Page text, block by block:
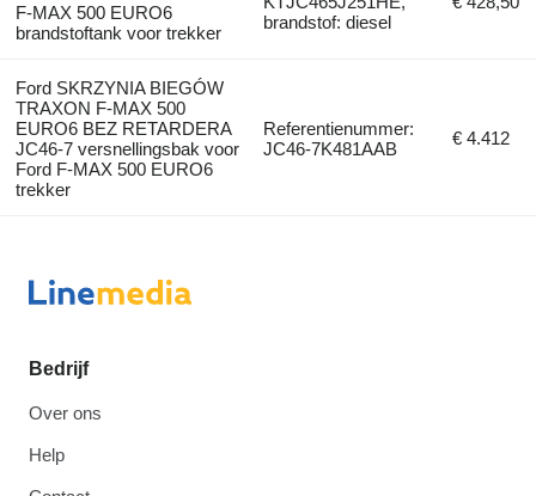
F-MAX 500 EURO6
brandstoftank voor trekker
brandstof: diesel
Ford SKRZYNIA BIEGÓW
TRAXON F-MAX 500
EURO6 BEZ RETARDERA
JC46-7 versnellingsbak voor
Ford F-MAX 500 EURO6
trekker
Referentienummer:
JC46-7K481AAB
€ 4.412
Bedrijf
Over ons
Help